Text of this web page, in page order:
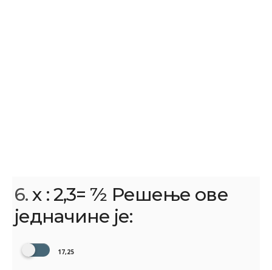
6.х : 2,3= 7⁄2 Решење ове
једначине је:
17,25